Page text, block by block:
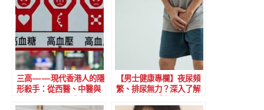
三高——現代香港人的隱
形殺手：從西醫、中醫與
【男士健康專欄】夜尿頻
繁、排尿無力？深入了解